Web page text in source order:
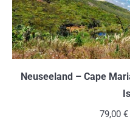
Neuseeland – Cape
79,00 €